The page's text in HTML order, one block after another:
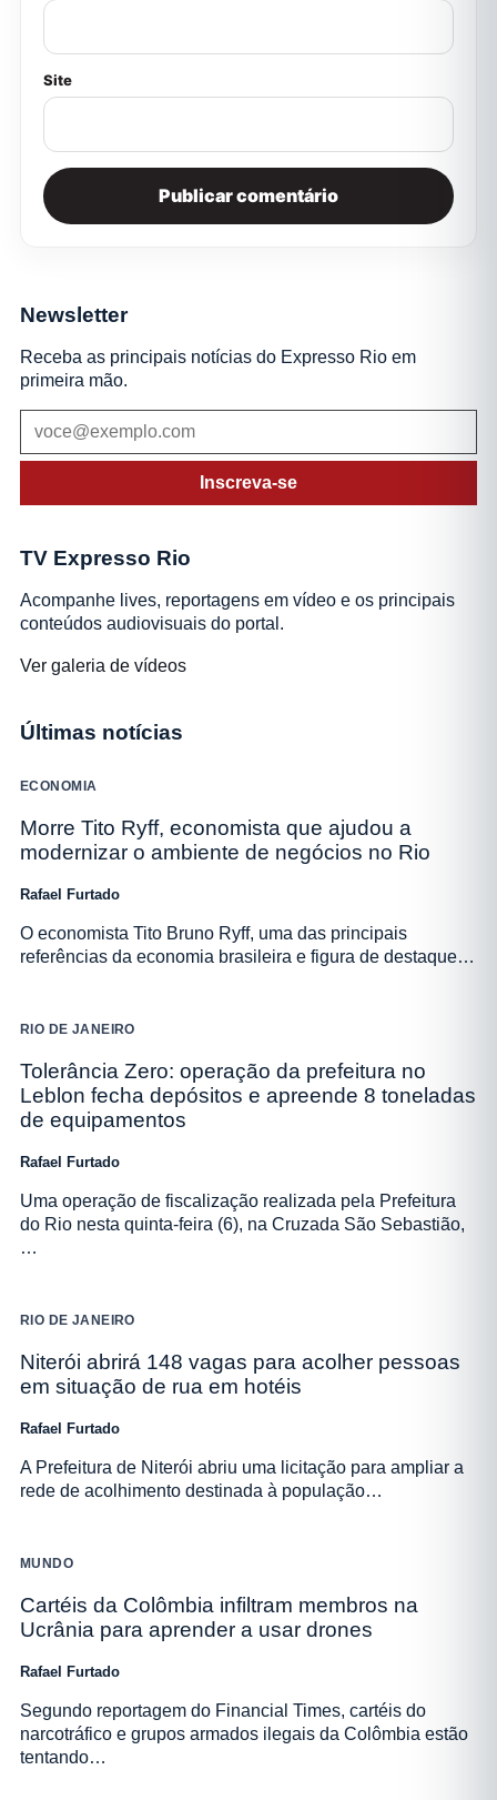
Site
Newsletter
Receba as principais notícias do Expresso Rio em
primeira mão.
Inscreva-se
TV Expresso Rio
Acompanhe lives, reportagens em vídeo e os principais
conteúdos audiovisuais do portal.
Ver galeria de vídeos
Últimas notícias
ECONOMIA
Morre Tito Ryff, economista que ajudou a
modernizar o ambiente de negócios no Rio
Rafael Furtado
O economista Tito Bruno Ryff, uma das principais
referências da economia brasileira e figura de destaque…
RIO DE JANEIRO
Tolerância Zero: operação da prefeitura no
Leblon fecha depósitos e apreende 8 toneladas
de equipamentos
Rafael Furtado
Uma operação de fiscalização realizada pela Prefeitura
do Rio nesta quinta-feira (6), na Cruzada São Sebastião,
…
RIO DE JANEIRO
Niterói abrirá 148 vagas para acolher pessoas
em situação de rua em hotéis
Rafael Furtado
A Prefeitura de Niterói abriu uma licitação para ampliar a
rede de acolhimento destinada à população…
MUNDO
Cartéis da Colômbia infiltram membros na
Ucrânia para aprender a usar drones
Rafael Furtado
Segundo reportagem do Financial Times, cartéis do
narcotráfico e grupos armados ilegais da Colômbia estão
tentando…